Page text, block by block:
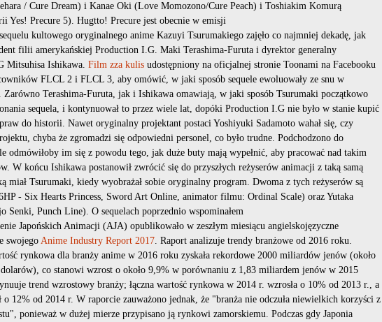
/ Cure Dream) i Kanae Oki (Love Momozono/Cure Peach) i Toshiakim Komurą
Yes! Precure 5). Hugtto! Precure jest obecnie w emisji
kultowego oryginalnego anime Kazuyi Tsurumakiego zajęło co najmniej dekadę, jak
filii amerykańskiej Production I.G. Maki Terashima-Furuta i dyrektor generalny
Mitsuhisa Ishikawa. Film zza kulis udostępniony na oficjalnej stronie Toonami na Facebooku
FLCL 2 i FLCL 3, aby omówić, w jaki sposób sequele ewoluowały ze snu w
Zarówno Terashima-Furuta, jak i Ishikawa omawiają, w jaki sposób Tsurumaki początkowo
sequela, i kontynuował to przez wiele lat, dopóki Production I.G nie było w stanie kupić
do historii. Nawet oryginalny projektant postaci Yoshiyuki Sadamoto wahał się, czy
chyba że zgromadzi się odpowiedni personel, co było trudne. Podchodzono do
odmówiłoby im się z powodu tego, jak duże buty mają wypełnić, aby pracować nad takim
W końcu Ishikawa postanowił zwrócić się do przyszłych reżyserów animacji z taką samą
miał Tsurumaki, kiedy wyobrażał sobie oryginalny program. Dwoma z tych reżyserów są
- Six Hearts Princess, Sword Art Online, animator filmu: Ordinal Scale) oraz Yutaka
Senki, Punch Line). O sequelach poprzednio wspominałem
Japońskich Animacji (AJA) opublikowało w zeszłym miesiącu angielskojęzyczne
swojego Anime Industry Report 2017. Raport analizuje trendy branżowe od 2016 roku.
rynkowa dla branży anime w 2016 roku zyskała rekordowe 2000 miliardów jenów (około
co stanowi wzrost o około 9,9% w porównaniu z 1,83 miliardem jenów w 2015
trend wzrostowy branży; łączna wartość rynkowa w 2014 r. wzrosła o 10% od 2013 r., a
o 12% od 2014 r. W raporcie zauważono jednak, że "branża nie odczuła niewielkich korzyści z
ponieważ w dużej mierze przypisano ją rynkowi zamorskiemu. Podczas gdy Japonia